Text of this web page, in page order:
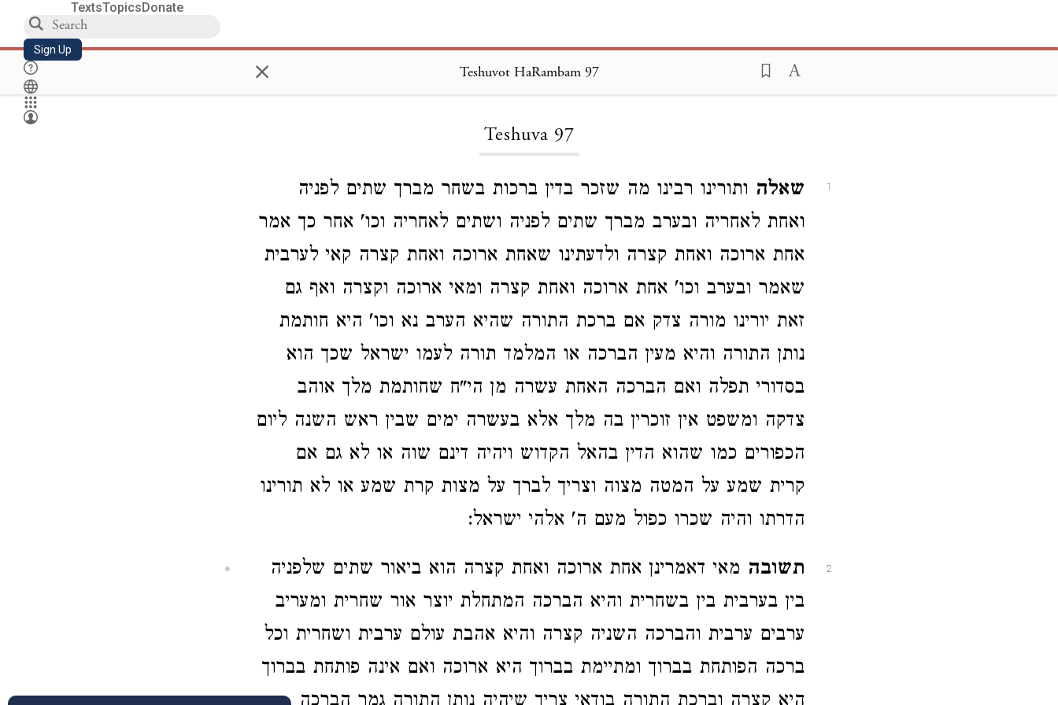
TextsTopicsDonate
Sign Up × Teshuvot HaRambam 97
Teshuva 97
1 שאלה ותורינו רבינו מה שזכר בדין ברכות בשחר מברך שתים לפניה
ואחת לאחריה ובערב מברך שתים לפניה ושתים לאחריה וכו' אחר כך אמר
אחת ארוכה ואחת קצרה ולדעתינו שאחת ארוכה ואחת קצרה קאי לערבית
שאמר ובערב וכו' אחת ארוכה ואחת קצרה ומאי ארוכה וקצרה ואף גם
זאת יורינו מורה צדק אם ברכת התורה שהיא הערב נא וכו' היא חותמת
נותן התורה והיא מעין הברכה או המלמד תורה לעמו ישראל שכך הוא
בסדורי תפלה ואם הברכה האחת עשרה מן הי"ח שחותמת מלך אוהב
צדקה ומשפט אין זוכרין בה מלך אלא בעשרה ימים שבין ראש השנה ליום
הכפורים כמו שהוא הדין בהאל הקדוש ויהיה דינם שוה או לא גם אם
קרית שמע על המטה מצוה וצריך לברך על מצות קרת שמע או לא תורינו
הדרתו והיה שכרו כפול מעם ה' אלהי ישראל:
2 תשובה מאי דאמרינן אחת ארוכה ואחת קצרה הוא ביאור שתים שלפניה
בין בערבית בין בשחרית והיא הברכה המתחלת יוצר אור שחרית ומעריב
ערבים ערבית והברכה השניה קצרה והיא אהבת עולם ערבית ושחרית וכל
ברכה הפותחת בברוך ומתיימת בברוך היא ארוכה ואם אינה פותחת בברוך